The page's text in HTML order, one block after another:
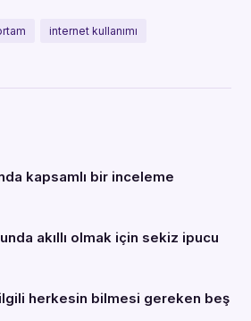
internet kullanımı
kapsamlı bir inceleme
akıllı olmak için sekiz ipucu
ilgili herkesin bilmesi gereken beş